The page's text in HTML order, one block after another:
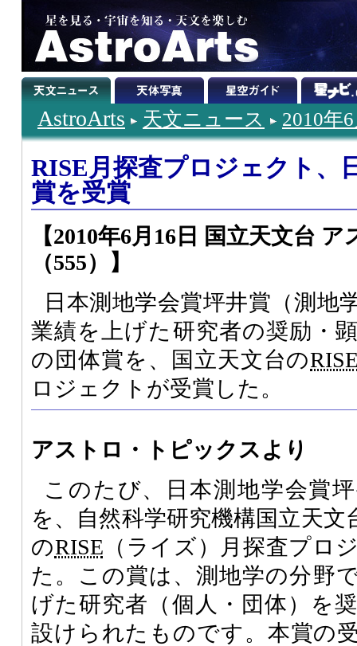
AstroArts 天文ニュース 2010年
RISE月探査プロジェクト、
賞を受賞
【2010年6月16日 国立天文台
（555）】
日本測地学会賞坪井賞（測地
業績を上げた研究者の奨励・
の団体賞を、国立天文台の
ロジェクトが受賞した。
アストロ・トピックスより
このたび、日本測地学会賞
を、自然科学研究機構国立天文
のRISE （ライズ）月探査プロ
た。この賞は、測地学の分野
げた研究者（個人・団体）を
設けられたものです。本賞の